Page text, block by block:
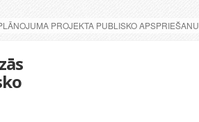
PROJEKTA PUBLISKO APSPRIEŠANU